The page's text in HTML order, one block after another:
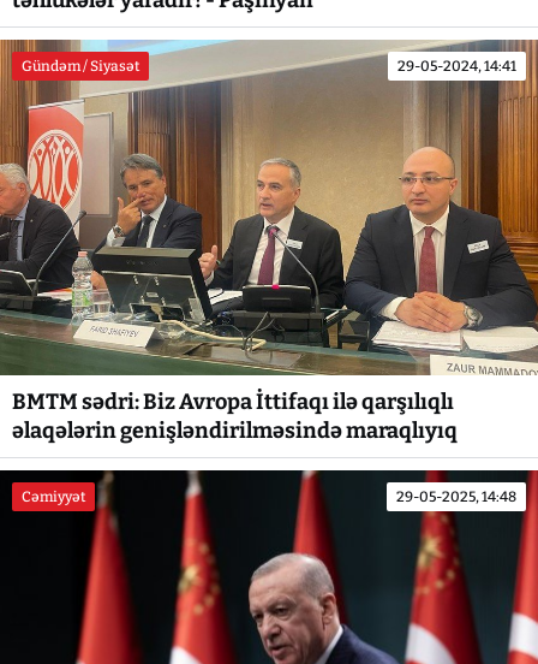
Gündəm / Siyasət 29-05-2024, 14:41
BMTM sədri: Biz Avropa İttifaqı ilə qarşılıqlı
əlaqələrin genişləndirilməsində maraqlıyıq
Cəmiyyət 29-05-2025, 14:48